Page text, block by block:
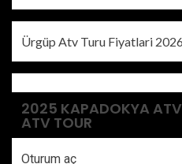
Ürgüp Atv Turu Fiyatlari 2026
2025 KAPADOKYA
ATV TOUR
Oturum aç